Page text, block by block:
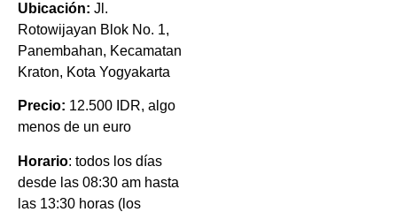
Ubicación: Jl.
Rotowijayan Blok No. 1,
Panembahan, Kecamatan
Kraton, Kota Yogyakarta
Precio: 12.500 IDR, algo
menos de un euro
Horario: todos los días
desde las 08:30 am hasta
las 13:30 horas (los